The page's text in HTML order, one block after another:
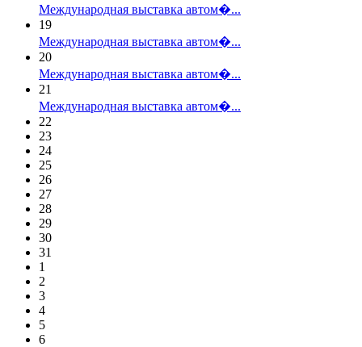
Международная выставка автом�...
19
Международная выставка автом�...
20
Международная выставка автом�...
21
Международная выставка автом�...
22
23
24
25
26
27
28
29
30
31
1
2
3
4
5
6